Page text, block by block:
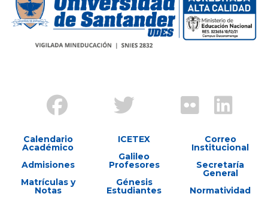
Calendario
Académico
Admisiones
Matrículas y
Notas
ICETEX
Galileo
Profesores
Génesis
Estudiantes
Correo
Institucional
Secretaría
General
Normatividad